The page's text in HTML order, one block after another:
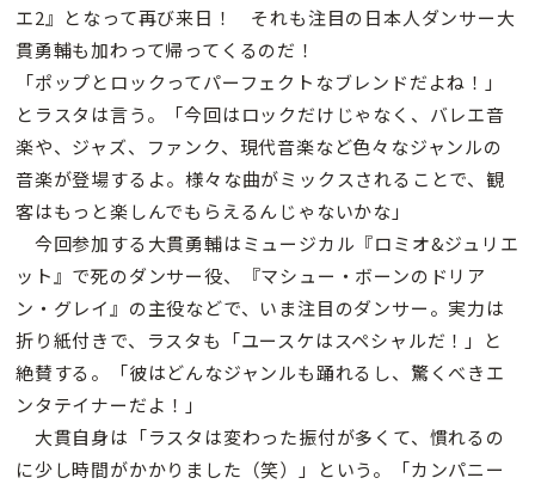
エ2』となって再び来日！ それも注目の日本人ダンサー大
貫勇輔も加わって帰ってくるのだ！
「ポップとロックってパーフェクトなブレンドだよね！」
とラスタは言う。「今回はロックだけじゃなく、バレエ音
楽や、ジャズ、ファンク、現代音楽など色々なジャンルの
音楽が登場するよ。様々な曲がミックスされることで、観
客はもっと楽しんでもらえるんじゃないかな」
今回参加する大貫勇輔はミュージカル『ロミオ&ジュリエ
ット』で死のダンサー役、『マシュー・ボーンのドリア
ン・グレイ』の主役などで、いま注目のダンサー。実力は
折り紙付きで、ラスタも「ユースケはスペシャルだ！」と
絶賛する。「彼はどんなジャンルも踊れるし、驚くべきエ
ンタテイナーだよ！」
大貫自身は「ラスタは変わった振付が多くて、慣れるの
に少し時間がかかりました（笑）」という。「カンパニー